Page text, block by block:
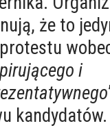
że to
i
kandydatów.